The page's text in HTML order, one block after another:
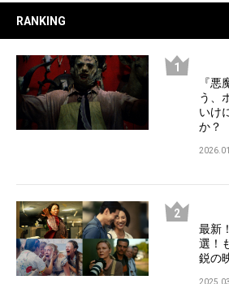
RANKING
『
う、
いけ
か？
最新
選！
鋭の